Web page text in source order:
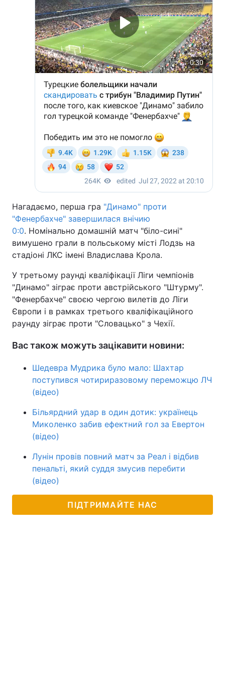
Тема оформлення
Нагадаємо, перша гра "Динамо" проти
"Фенербахче" завершилася внічию
0:0. Номінально домашній матч "біло-сині"
вимушено грали в польському місті Лодзь на
стадіоні ЛКС імені Владислава Крола.
У третьому раунді кваліфікації Ліги чемпіонів
"Динамо" зіграє проти австрійського "Штурму".
"Фенербахче" своєю чергою вилетів до Ліги
Європи і в рамках третього кваліфікаційного
раунду зіграє проти "Словацько" з Чехії.
Вас також можуть зацікавити новини:
Шедевра Мудрика було мало: Шахтар
поступився чотириразовому переможцю ЛЧ
(відео)
Більярдний удар в один дотик: українець
Миколенко забив ефектний гол за Евертон
(відео)
Лунін провів повний матч за Реал і відбив
пенальті, який суддя змусив перебити
(відео)
ПІДТРИМАЙТЕ НАС